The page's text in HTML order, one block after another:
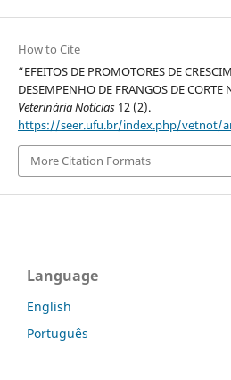
How to Cite
“EFEITOS DE PROMOTORES DE
DESEMPENHO DE FRANGOS DE
Veterinária Notícias12 (2).
https://seer.ufu.br/index.php/vetnot/
More Citation Formats
Language
English
Português